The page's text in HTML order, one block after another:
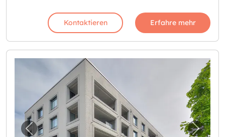
Kontaktieren Erfahre mehr
Vorheriges Bild für "Abstellfläche? Wir